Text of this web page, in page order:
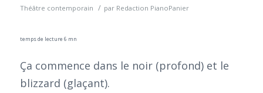
Théâtre contemporain / par Redaction PianoPanier
temps de lecture 6 mn
Ça commence dans le noir (profond) et le
blizzard (glaçant).